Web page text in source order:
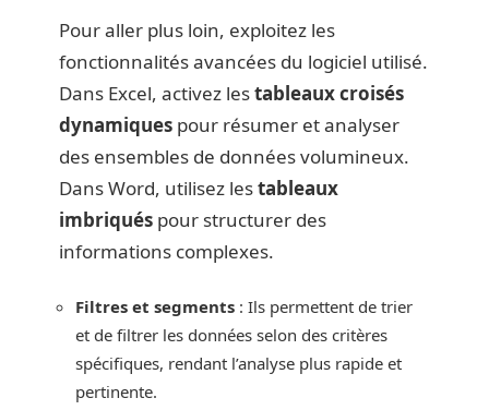
Pour aller plus loin, exploitez les
fonctionnalités avancées du logiciel utilisé.
Dans Excel, activez lestableaux croisés
dynamiques pour résumer et analyser
des ensembles de données volumineux.
Dans Word, utilisez lestableaux
imbriqués pour structurer des
informations complexes.
Filtres et segments : Ils permettent de trier
et de filtrer les données selon des critères
spécifiques, rendant l’analyse plus rapide et
pertinente.